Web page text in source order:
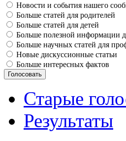
Новости и события нашего
Больше статей для родителей
Больше статей для детей
Больше полезной информации
Больше научных статей для
Новые дискуссионные статьи
Больше интересных фактов
Старые
Результаты